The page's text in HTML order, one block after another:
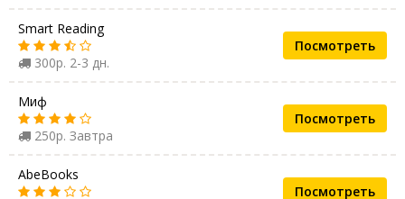
Smart Reading
300р. 2-3 дн.
Посмотреть
Миф
250р. Завтра
Посмотреть
AbeBooks
Посмотреть